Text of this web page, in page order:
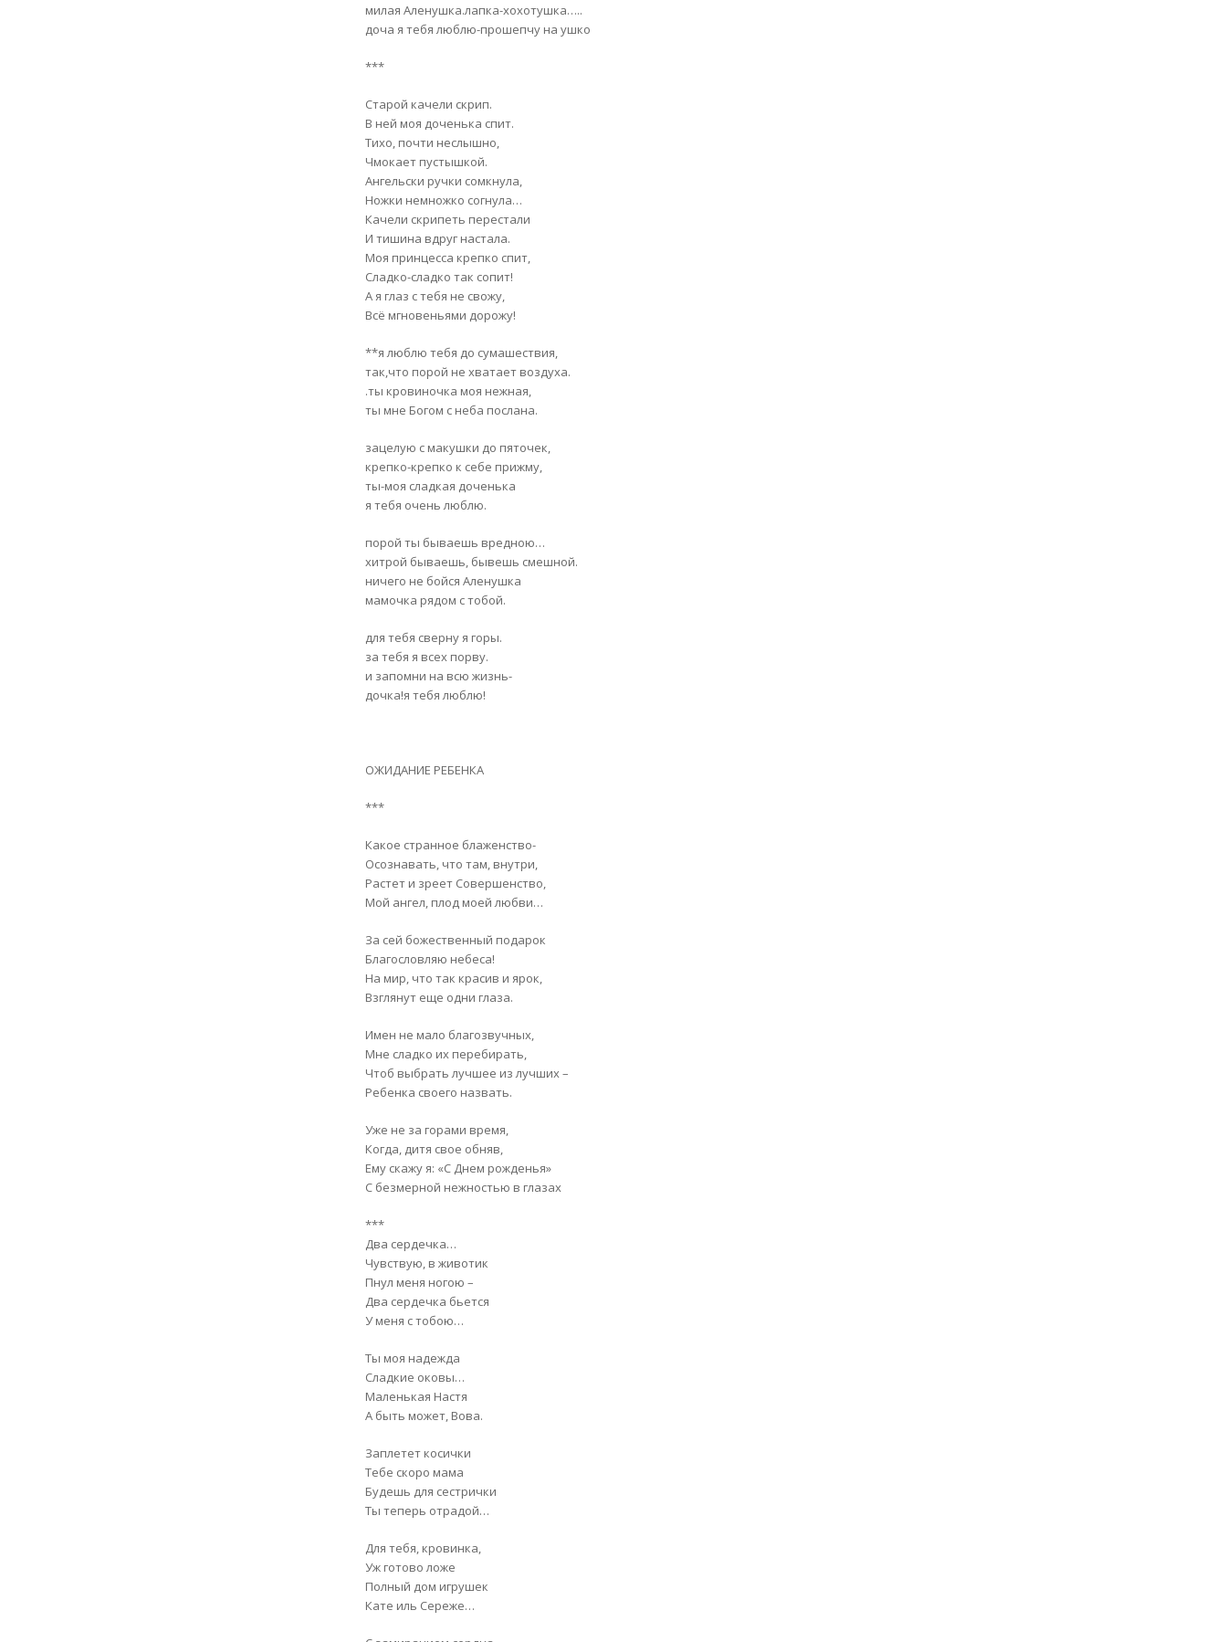
милая Аленушка.лапка-хохотушка…..
доча я тебя люблю-прошепчу на ушко
***
Старой качели скрип.
В ней моя доченька спит.
Тихо, почти неслышно,
Чмокает пустышкой.
Ангельски ручки сомкнула,
Ножки немножко согнула…
Качели скрипеть перестали
И тишина вдруг настала.
Моя принцесса крепко спит,
Сладко-сладко так сопит!
А я глаз с тебя не свожу,
Всё мгновеньями дорожу!
**я люблю тебя до сумашествия,
так,что порой не хватает воздуха.
.ты кровиночка моя нежная,
ты мне Богом с неба послана.
зацелую с макушки до пяточек,
крепко-крепко к себе прижму,
ты-моя сладкая доченька
я тебя очень люблю.
порой ты бываешь вредною…
хитрой бываешь, бывешь смешной.
ничего не бойся Аленушка
мамочка рядом с тобой.
для тебя сверну я горы.
за тебя я всех порву.
и запомни на всю жизнь-
дочка!я тебя люблю!
ОЖИДАНИЕ РЕБЕНКА
***
Какое странное блаженство-
Осознавать, что там, внутри,
Растет и зреет Совершенство,
Мой ангел, плод моей любви…
За сей божественный подарок
Благословляю небеса!
На мир, что так красив и ярок,
Взглянут еще одни глаза.
Имен не мало благозвучных,
Мне сладко их перебирать,
Чтоб выбрать лучшее из лучших –
Ребенка своего назвать.
Уже не за горами время,
Когда, дитя свое обняв,
Ему скажу я: «С Днем рожденья»
С безмерной нежностью в глазах
***
Два сердечка…
Чувствую, в животик
Пнул меня ногою –
Два сердечка бьется
У меня с тобою…
Ты моя надежда
Сладкие оковы…
Маленькая Настя
А быть может, Вова.
Заплетет косички
Тебе скоро мама
Будешь для сестрички
Ты теперь отрадой…
Для тебя, кровинка,
Уж готово ложе
Полный дом игрушек
Кате иль Сереже…